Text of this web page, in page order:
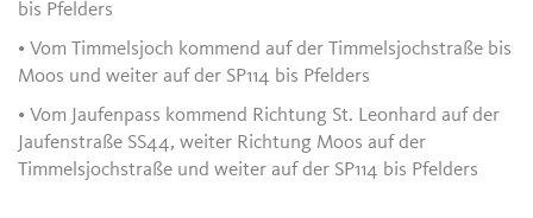
bis Pfelders
• Vom Timmelsjoch kommend auf der Timmelsjochstraße bis
Moos und weiter auf der SP114 bis Pfelders
• Vom Jaufenpass kommend Richtung St. Leonhard auf der
Jaufenstraße SS44, weiter Richtung Moos auf der
Timmelsjochstraße und weiter auf der SP114 bis Pfelders